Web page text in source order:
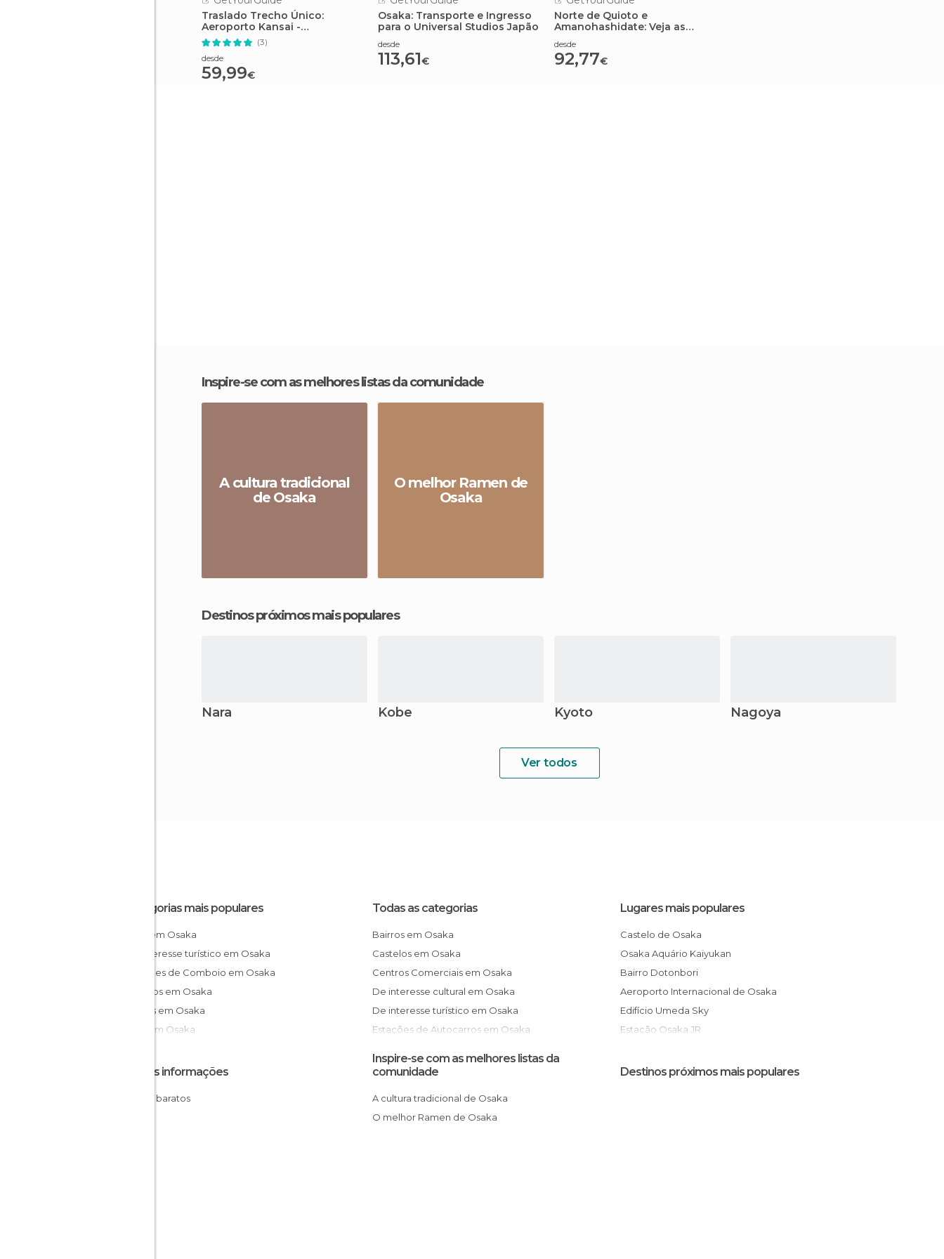
Traslado Trecho Único:
Aeroporto Kansai -
Osaka/Kyoto/Sakai
(3)
desde
59,99€
Osaka: Transporte e Ingresso
para o Universal Studios Japão
desde
113,61€
Norte de Quioto e
Amanohashidate: Veja as
desde
92,77€
Inspire-se com as melhores listas da comunidade
A cultura tradicional
de Osaka
O melhor Ramen de
Osaka
Destinos próximos mais populares
Nara Kobe Kyoto Nagoya
Ver todos
Categorias mais populares
Lojas em Osaka
De interesse turístico em Osaka
Estações de Comboio em Osaka
Templos em Osaka
Jardins em Osaka
Ruas em Osaka
Todas as categorias
Bairros em Osaka
Castelos em Osaka
Centros Comerciais em Osaka
De interesse cultural em Osaka
De interesse turístico em Osaka
Estações de Autocarros em Osaka
Exposições em Osaka
Festas em Osaka
Jardins em Osaka
Lugares mais populares
Castelo de Osaka
Osaka Aquário Kaiyukan
Bairro Dotonbori
Aeroporto Internacional de Osaka
Edifício Umeda Sky
Estação Osaka JR
Mercado Kuromon Ichiba
Outras informações
Hotéis baratos
Inspire-se com as melhores listas da
comunidade
A cultura tradicional de Osaka
O melhor Ramen de Osaka
Destinos próximos mais populares